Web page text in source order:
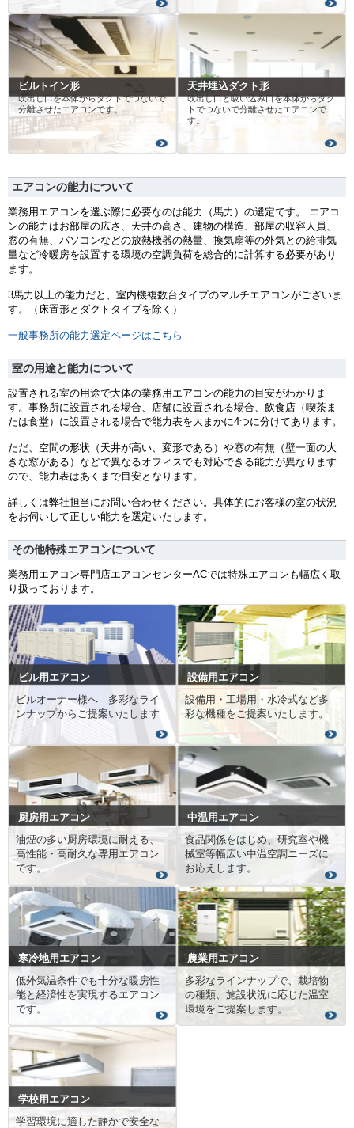
ビルトイン形
吹出し口を本体からダクトでつないで
分離させたエアコンです。
天井埋込ダクト形
吹出し口と吸い込み口を本体からダク
トでつないで分離させたエアコンで
す。
エアコンの能力について
業務用エアコンを選ぶ際に必要なのは能力（馬力）の選定です。 エアコ
ンの能力はお部屋の広さ、天井の高さ、建物の構造、部屋の収容人員、
窓の有無、パソコンなどの放熱機器の熱量、換気扇等の外気との給排気
量など冷暖房を設置する環境の空調負荷を総合的に計算する必要があり
ます。
3馬力以上の能力だと、室内機複数台タイプのマルチエアコンがございま
す。（床置形とダクトタイプを除く）
一般事務所の能力選定ページはこちら
室の用途と能力について
設置される室の用途で大体の業務用エアコンの能力の目安がわかりま
す。事務所に設置される場合、店舗に設置される場合、飲食店（喫茶ま
たは食堂）に設置される場合で能力表を大まかに4つに分けてあります。
ただ、空間の形状（天井が高い、変形である）や窓の有無（壁一面の大
きな窓がある）などで異なるオフィスでも対応できる能力が異なります
ので、能力表はあくまで目安となります。
詳しくは弊社担当にお問い合わせください。具体的にお客様の室の状況
をお伺いして正しい能力を選定いたします。
その他特殊エアコンについて
業務用エアコン専門店エアコンセンターACでは特殊エアコンも幅広く取
り扱っております。
ビル用エアコン
ビルオーナー様へ 多彩なライ
ンナップからご提案いたします
設備用エアコン
設備用・工場用・水冷式など多
彩な機種をご提案いたします。
厨房用エアコン
油煙の多い厨房環境に耐える、
高性能・高耐久な専用エアコン
です。
中温用エアコン
食品関係をはじめ、研究室や機
械室等幅広い中温空調ニーズに
お応えします。
寒冷地用エアコン
低外気温条件でも十分な暖房性
能と経済性を実現するエアコン
です。
農業用エアコン
多彩なラインナップで、栽培物
の種類、施設状況に応じた温室
環境をご提案します。
学校用エアコン
学習環境に適した静かで安全な